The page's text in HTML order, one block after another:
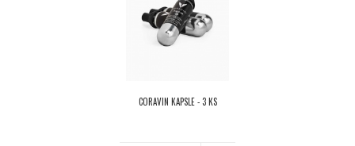
CORAVIN KAPSLE - 3 KS